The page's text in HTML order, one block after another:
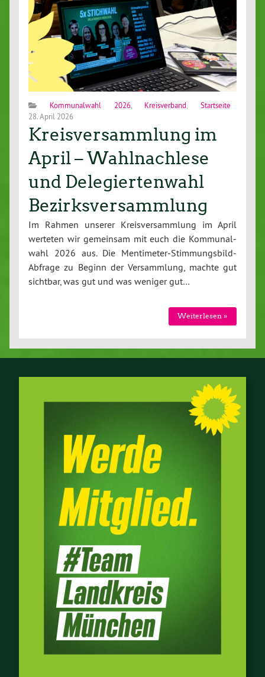
Kommunalwahl 2026, Kreisverband, Startseite
28. April 2026
Kreisversammlung im
April – Wahlnachlese
und Delegiertenwahl
Bezirksversammlung
Im Rahmen unserer Kreis­ver­samm­lung im April
werteten wir gemeinsam mit euch die Kom­mu­nal­
wahl 2026 aus. Die Men­ti­me­ter-Stim­mungs­bild-
Ab­fra­ge zu Beginn der Ver­samm­lung, machte gut
sichtbar, was gut und was weniger gut…
Wei­ter­le­sen »